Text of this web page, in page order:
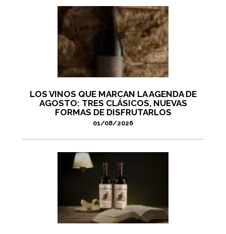
LOS VINOS QUE MARCAN LA AGENDA DE
AGOSTO: TRES CLÁSICOS, NUEVAS
FORMAS DE DISFRUTARLOS
01/08/2026